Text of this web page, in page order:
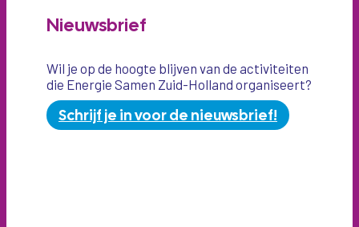
Nieuwsbrief
Wil je op de hoogte blijven van de activiteiten
die Energie Samen Zuid-Holland organiseert?
Schrijf je in voor de nieuwsbrief!